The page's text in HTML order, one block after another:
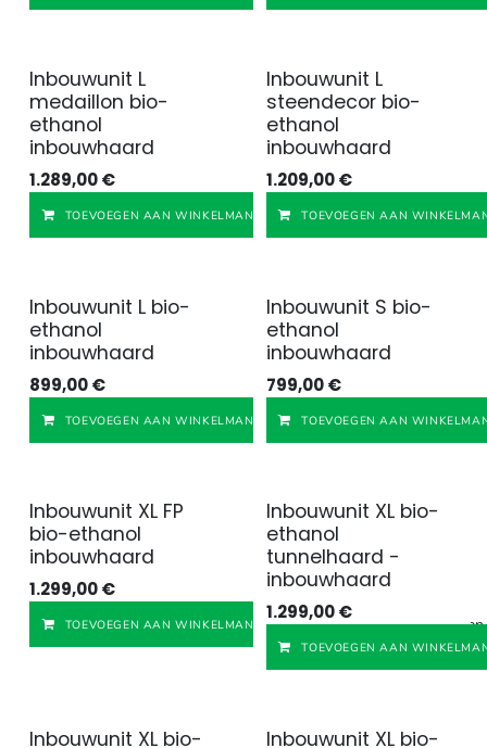
Inbouwunit L
medaillon bio-
ethanol
inbouwhaard
1.289,00€
TOEVOEGEN AAN WINKELMANDJE Toevoegen
Inbouwunit L
steendecor bio-
ethanol
inbouwhaard
1.209,00€
TOEVOEGEN AAN
Inbouwunit L bio-
ethanol
inbouwhaard
899,00€
TOEVOEGEN AAN WINKELMANDJE Toevoegen
Inbouwunit S bio-
ethanol
inbouwhaard
799,00€
TOEVOEGEN AAN
Inbouwunit XL FP
bio-ethanol
inbouwhaard
1.299,00€
TOEVOEGEN AAN WINKELMANDJE Toevoegen
Inbouwunit XL bio-
ethanol
tunnelhaard -
inbouwhaard
1.299,00€
TOEVOEGEN AAN
Inbouwunit XL bio-
Inbouwunit XL bio-